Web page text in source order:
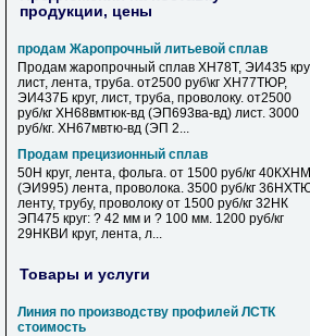
продукции, цены
продам Жаропрочный литьевой сплав
Продам жаропрочный сплав ХН78Т, ЭИ435
лист, лента, труба. от2500 руб\кг ХН77ТЮР,
ЭИ437Б круг, лист, труба, проволоку. от2500
руб/кг ХН68вмтюк-вд (ЭП693ва-вд) лист. 3000
руб/кг. ХН67мвтю-вд (ЭП 2...
Продам прецизионный сплав
50Н круг, лента, фольга. от 1500 руб/кг 40КХНМ
(ЭИ995) лента, проволока. 3500 руб/кг
ленту, трубу, проволоку от 1500 руб/кг 32НК
ЭП475 круг: ? 42 мм и ? 100 мм. 1200 руб/кг
29НКВИ круг, лента, л...
Товары и услуги
Линия по производству профилей ЛСТК
стоимость